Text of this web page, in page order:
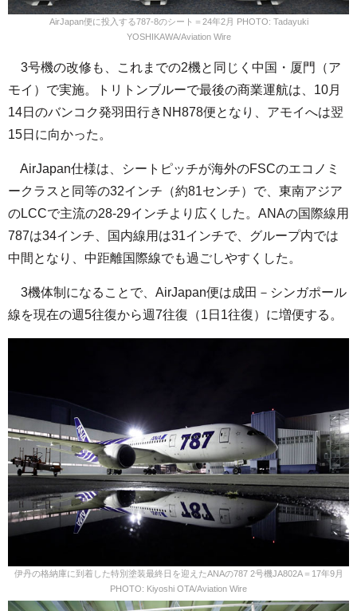
AirJapan便に投入する787-8のシート＝24年2月 PHOTO: Tadayuki
YOSHIKAWA/Aviation Wire
3号機の改修も、これまでの2機と同じく中国・厦門（ア
モイ）で実施。トリトンブルーで最後の商業運航は、10月
14日のバンコク発羽田行きNH878便となり、アモイへは翌
15日に向かった。
AirJapan仕様は、シートピッチが海外のFSCのエコノミ
ークラスと同等の32インチ（約81センチ）で、東南アジア
のLCCで主流の28-29インチより広くした。ANAの国際線用
787は34インチ、国内線用は31インチで、グループ内では
中間となり、中距離国際線でも過ごしやすくした。
3機体制になることで、AirJapan便は成田－シンガポール
線を現在の週5往復から週7往復（1日1往復）に増便する。
伊丹の格納庫に到着した特別塗装最終日を迎えたANAの787 2号機JA802A＝17年9月
PHOTO: Kiyoshi OTA/Aviation Wire